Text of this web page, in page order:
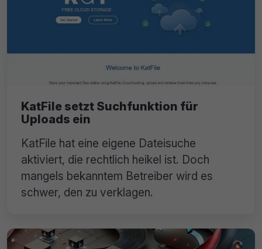
KatFile setzt Suchfunktion für
Uploads ein
KatFile hat eine eigene Dateisuche
aktiviert, die rechtlich heikel ist. Doch
mangels bekanntem Betreiber wird es
schwer, den zu verklagen.